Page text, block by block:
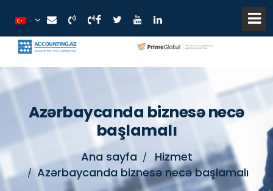
Azərbaycanda biznesə necə
başlamalı
Ana sayfa
Hizmet
Azərbaycanda biznesə necə başlamalı